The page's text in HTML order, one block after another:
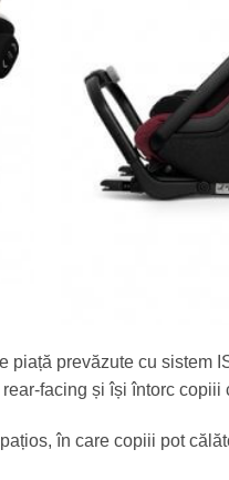
piață prevăzute cu sistem
facing și își întorc
în care copiii pot